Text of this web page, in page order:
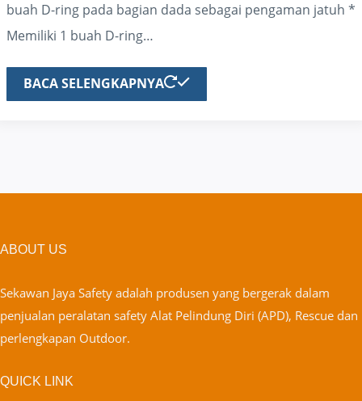
buah D-ring pada bagian dada sebagai pengaman jatuh *
Memiliki 1 buah D-ring…
BACA SELENGKAPNYA
ABOUT US
Sekawan Jaya Safety adalah produsen yang bergerak dalam
penjualan peralatan safety Alat Pelindung Diri (APD), Rescue dan
perlengkapan Outdoor.
QUICK LINK